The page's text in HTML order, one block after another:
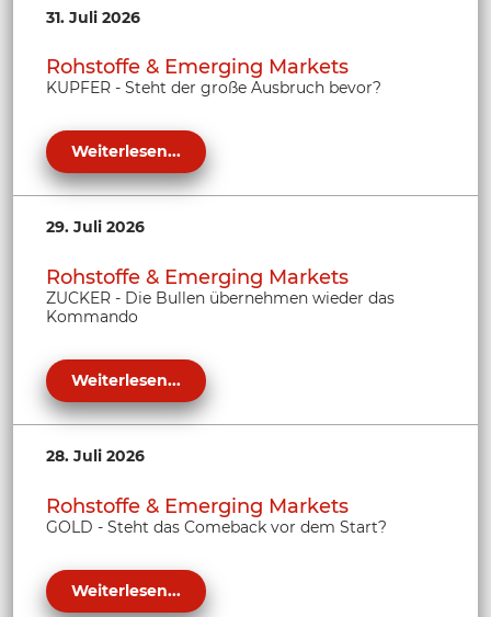
31. Juli 2026
Rohstoffe & Emerging Markets
KUPFER - Steht der große Ausbruch bevor?
Weiterlesen...
29. Juli 2026
Rohstoffe & Emerging Markets
ZUCKER - Die Bullen übernehmen wieder das
Kommando
Weiterlesen...
28. Juli 2026
Rohstoffe & Emerging Markets
GOLD - Steht das Comeback vor dem Start?
Weiterlesen...